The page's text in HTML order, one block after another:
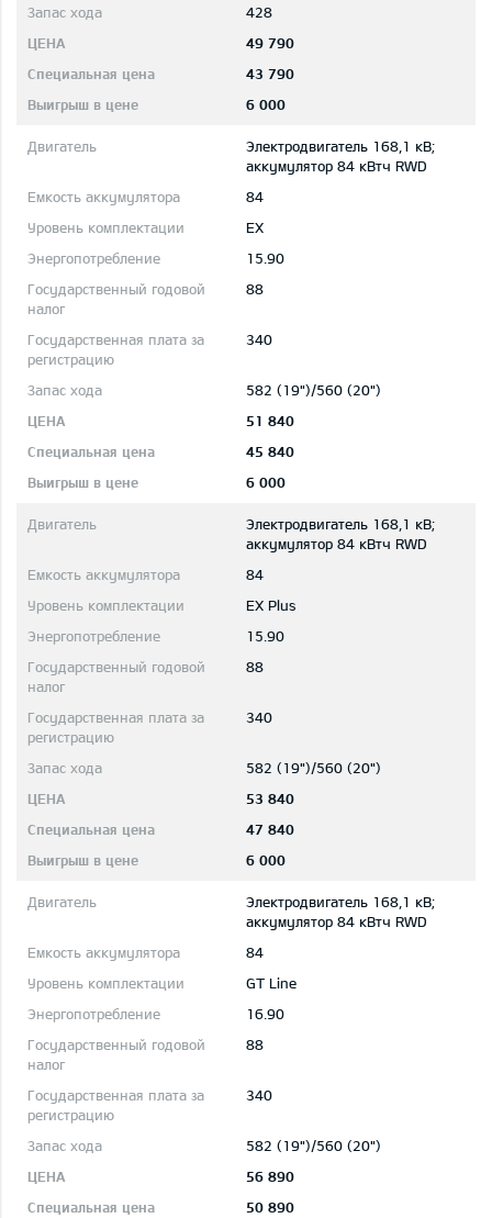
428
49 790
43 790
6 000
Электродвигатель 168,1 кВ;
aккумулятор 84 кВтч RWD
84
EX
15.90
88
340
582 (19")/560 (20")
51 840
45 840
6 000
Электродвигатель 168,1 кВ;
aккумулятор 84 кВтч RWD
84
EX Plus
15.90
88
340
582 (19")/560 (20")
53 840
47 840
6 000
Электродвигатель 168,1 кВ;
aккумулятор 84 кВтч RWD
84
GT Line
16.90
88
340
582 (19")/560 (20")
56 890
50 890